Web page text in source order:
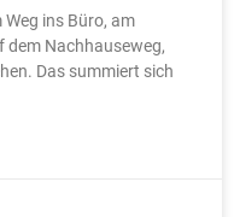
ins Büro, am
dem Nachhauseweg,
Das summiert sich